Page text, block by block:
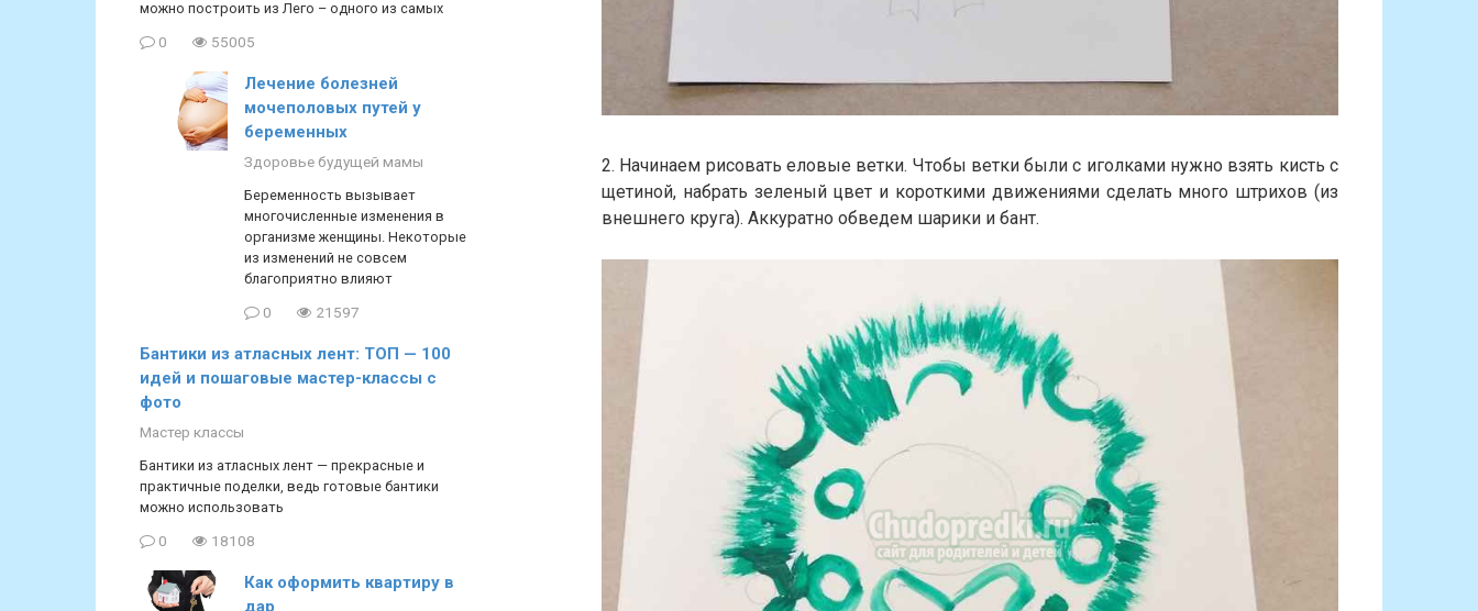
2. Начинаем рисовать еловые ветки. Чтобы ветки были с иголками нужно взять кисть с
щетиной, набрать зеленый цвет и короткими движениями сделать много штрихов (из
внешнего круга). Аккуратно обведем шарики и бант.
можно построить из Лего – одного из самых
0 55005
Лечение болезней
мочеполовых путей у
беременных
Здоровье будущей мамы
Беременность вызывает
многочисленные изменения в
организме женщины. Некоторые
из изменений не совсем
благоприятно влияют
0 21597
Бантики из атласных лент: ТОП — 100
идей и пошаговые мастер-классы с
фото
Мастер классы
Бантики из атласных лент — прекрасные и
практичные поделки, ведь готовые бантики
можно использовать
0 18108
Как оформить квартиру в
дар